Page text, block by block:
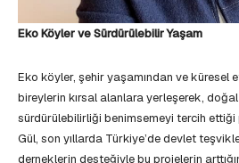
Eko Köyler ve Sürdürülebilir Yaşam
Eko köyler, şehir yaşamından ve küresel
bireylerin kırsal alanlara yerleşerek,
sürdürülebilirliği benimsemeyi tercih ettiği
Gül, son yıllarda Türkiye’de devlet
derneklerin desteğiyle bu projelerin